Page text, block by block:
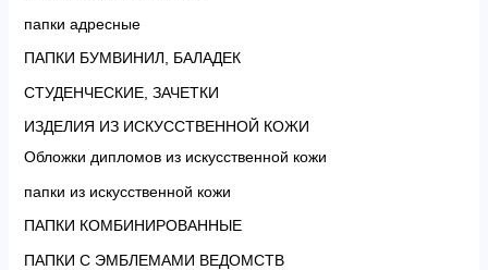
папки адресные
ПАПКИ БУМВИНИЛ, БАЛАДЕК
СТУДЕНЧЕСКИЕ, ЗАЧЕТКИ
ИЗДЕЛИЯ ИЗ ИСКУССТВЕННОЙ КОЖИ
Обложки дипломов из искусственной кожи
папки из искусственной кожи
ПАПКИ КОМБИНИРОВАННЫЕ
ПАПКИ С ЭМБЛЕМАМИ ВЕДОМСТВ